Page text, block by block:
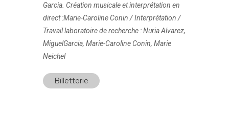
Garcia. Création musicale et interprétation en
direct :Marie-Caroline Conin / Interprétation /
Travail laboratoire de recherche : Nuria Alvarez,
MiguelGarcia, Marie-Caroline Conin, Marie
Neichel
Billetterie